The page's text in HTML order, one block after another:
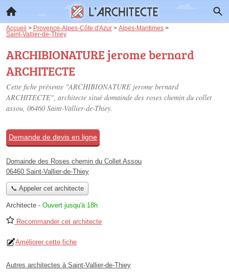
Accueil > Provence-Alpes-Côte d'Azur > Alpes-Maritimes >
Saint-Vallier-de-Thiey
ARCHIBIONATURE jerome bernard
ARCHITECTE
Cette fiche présente "ARCHIBIONATURE jerome bernard
ARCHITECTE", architecte situé domainde des roses chemin du collet
assou, 06460 Saint-Vallier-de-Thiey.
Demande de devis en ligne
Domainde des Roses chemin du Collet Assou
06460 Saint-Vallier-de-Thiey
📞 Appeler cet architecte
Architecte - Ouvert jusqu'à 18h
Recommander cet architecte
Améliorer cette fiche
Autres architectes à Saint-Vallier-de-Thiey